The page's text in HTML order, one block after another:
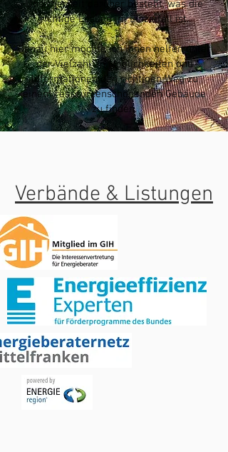
Unsicherheit darüber besteht, was die
richtige Lösung im Einzelfall ist.
Genau hier möchte ich Ihnen helfen unter
der Vielzahl an Möglichkeiten und
Informationen den richtigen Weg zu
einem ressourcenschonenden Gebäude
zu finden.
Verbände & Listungen